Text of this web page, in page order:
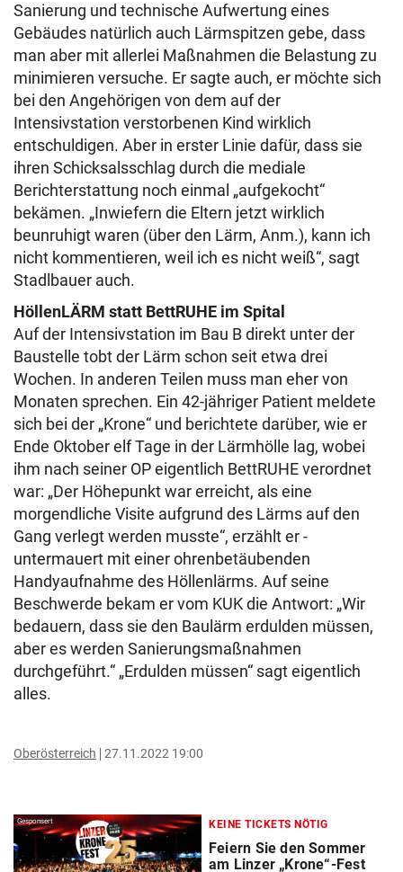
Sanierung und technische Aufwertung eines
Gebäudes natürlich auch Lärmspitzen gebe, dass
man aber mit allerlei Maßnahmen die Belastung zu
minimieren versuche. Er sagte auch, er möchte sich
bei den Angehörigen von dem auf der
Intensivstation verstorbenen Kind wirklich
entschuldigen. Aber in erster Linie dafür, dass sie
ihren Schicksalsschlag durch die mediale
Berichterstattung noch einmal „aufgekocht“
bekämen. „Inwiefern die Eltern jetzt wirklich
beunruhigt waren (über den Lärm, Anm.), kann ich
nicht kommentieren, weil ich es nicht weiß“, sagt
Stadlbauer auch.
HöllenLÄRM statt BettRUHE im Spital
Auf der Intensivstation im Bau B direkt unter der
Baustelle tobt der Lärm schon seit etwa drei
Wochen. In anderen Teilen muss man eher von
Monaten sprechen. Ein 42-jähriger Patient meldete
sich bei der „Krone“ und berichtete darüber, wie er
Ende Oktober elf Tage in der Lärmhölle lag, wobei
ihm nach seiner OP eigentlich BettRUHE verordnet
war: „Der Höhepunkt war erreicht, als eine
morgendliche Visite aufgrund des Lärms auf den
Gang verlegt werden musste“, erzählt er -
untermauert mit einer ohrenbetäubenden
Handyaufnahme des Höllenlärms. Auf seine
Beschwerde bekam er vom KUK die Antwort: „Wir
bedauern, dass sie den Baulärm erdulden müssen,
aber es werden Sanierungsmaßnahmen
durchgeführt.“ „Erdulden müssen“ sagt eigentlich
alles.
Oberösterreich 27.11.2022 19:00
Gesponsert KEINE TICKETS NÖTIG
Feiern Sie den Sommer
am Linzer „Krone“-Fest